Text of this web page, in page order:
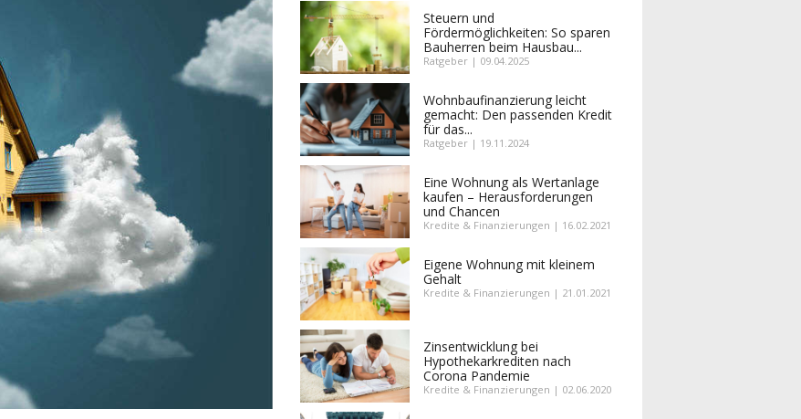
Steuern und
Fördermöglichkeiten: So sparen
Bauherren beim Hausbau...
Ratgeber | 09.04.2025
Wohnbaufinanzierung leicht
gemacht: Den passenden Kredit
für das...
Ratgeber | 19.11.2024
Eine Wohnung als Wertanlage
kaufen – Herausforderungen
und Chancen
Kredite & Finanzierungen | 16.02.2021
Eigene Wohnung mit kleinem
Gehalt
Kredite & Finanzierungen | 21.01.2021
Zinsentwicklung bei
Hypothekarkrediten nach
Corona Pandemie
Kredite & Finanzierungen | 02.06.2020